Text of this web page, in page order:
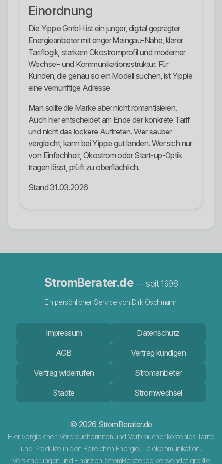
Einordnung
Die Yippie GmbH ist ein junger, digital geprägter
Energieanbieter mit enger Maingau-Nähe, klarer
Tariflogik, starkem Ökostromprofil und moderner
Wechsel- und Kommunikationsstruktur. Für
Kunden, die genau so ein Modell suchen, ist Yippie
eine vernünftige Adresse.
Man sollte die Marke aber nicht romantisieren.
Auch hier entscheidet am Ende der konkrete Tarif
und nicht das lockere Auftreten. Wer sauber
vergleicht, kann bei Yippie gut landen. Wer sich nur
von Einfachheit, Ökostrom oder Start-up-Optik
tragen lässt, prüft zu oberflächlich.
Stand 31.03.2026
StromBerater.de— seit 1998
Ein persönlicher Service von Dirk Oschmann.
Impressum
Datenschutz
AGB
Vertrag kündigen
Vertrag widerrufen
Stromanbieter
Städte
Stromwechsel
© 2026 StromBerater.de
Hier vergleichen Verbraucherinnen und Verbraucher kostenlos Tarife
und Produkte in den Bereichen Energie, Telekommunikation,
Versicherungen und Finanzen. StromBerater.de verwendet größte